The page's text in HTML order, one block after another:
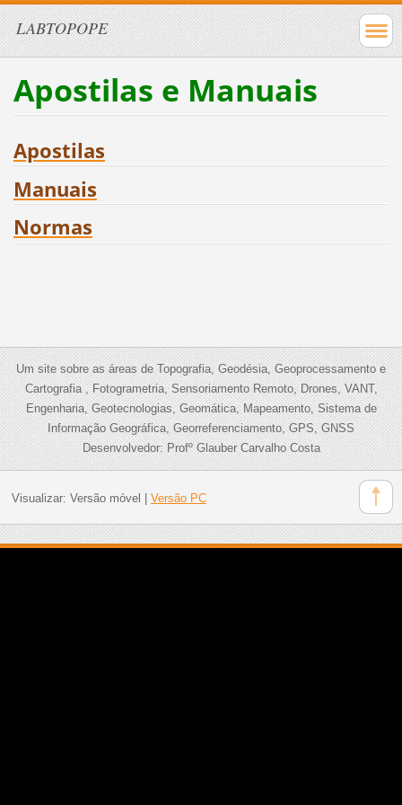
LABTOPOPE
Apostilas e Manuais
Apostilas
Manuais
Normas
Um site sobre as áreas de Topografia, Geodésia, Geoprocessamento e
Cartografia , Fotogrametria, Sensoriamento Remoto, Drones, VANT,
Engenharia, Geotecnologias, Geomática, Mapeamento, Sistema de
Informação Geográfica, Georreferenciamento, GPS, GNSS
Desenvolvedor: Profº Glauber Carvalho Costa
Visualizar: Versão móvel | Versão PC